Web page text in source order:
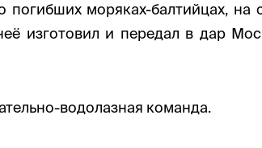
моряках-балтийцах, на
изготовил и передал в дар
водолазная команда.